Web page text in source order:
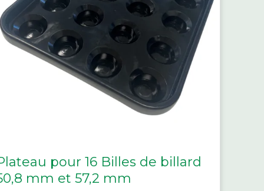
pour 16 Billes de billard
mm et 57,2 mm